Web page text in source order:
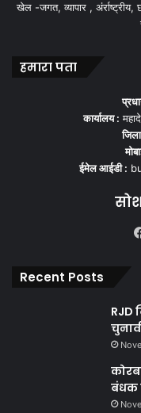
खेल -जगत, व्यापार , अंर्राष्ट्रीय,
हमारा पता
कार्यालय :
ईमेल आईडी :
Recent Posts
RJD
बंधक